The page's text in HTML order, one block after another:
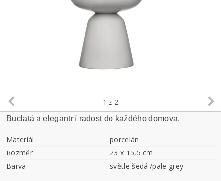
1 z 2
Buclatá a elegantní radost do každého domova.
Materiál
porcelán
Rozměr
23 x 15,5 cm
Barva
světle šedá /pale grey